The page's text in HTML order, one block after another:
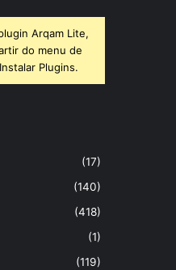
Arqam Lite,
do menu de
Plugins.
(17)
(140)
(418)
(1)
(119)